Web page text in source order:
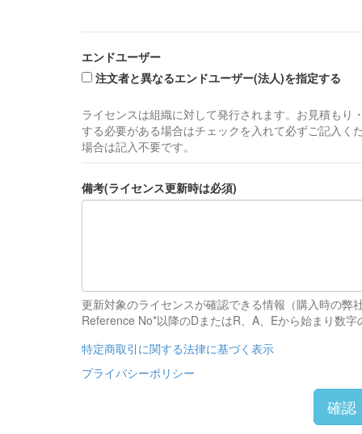
エンドユーザー
注文者と異なるエンドユーザー(法人)を指定する
ライセンスは組織に対して発行されます。お見積も
する必要がある場合はチェックを入れて必ずご記入
場合は記入不要です。
備考(ライセンス更新時は必須)
更新対象のライセンスが確認できる情報（購入時の弊
Reference No*以降のDまたはR、A、Eから始ま
特定商取引に関する法律に基づく表示
プライバシーポリシー
確認